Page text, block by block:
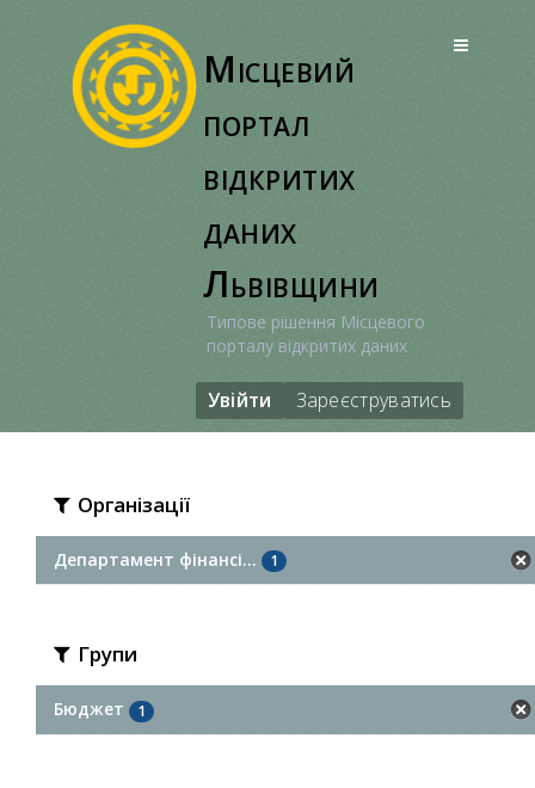
Місцевий
портал
відкритих
даних
Львівщини
Типове рішення Місцевого
порталу відкритих даних
Увійти Зареєструватись
Організації
Департамент фінансі... 1
Групи
Бюджет 1